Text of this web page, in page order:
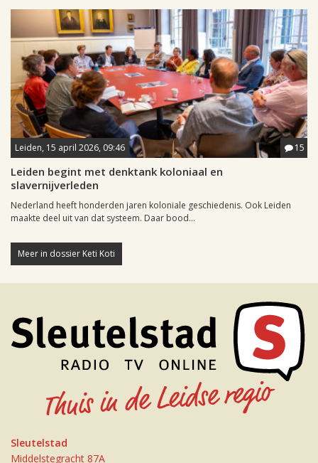
Leiden, 15 april 2026, 09:46 15
Leiden begint met denktank koloniaal en
slavernijverleden
Nederland heeft honderden jaren koloniale geschiedenis. Ook Leiden
maakte deel uit van dat systeem. Daar bood...
Meer in dossier Keti Koti
Sleutelstad
Middelstegracht 87A